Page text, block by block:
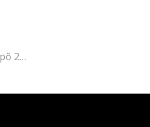
GOrun Consistent Sportcipő 220034/BKGY, Fekete/Sötétszürke